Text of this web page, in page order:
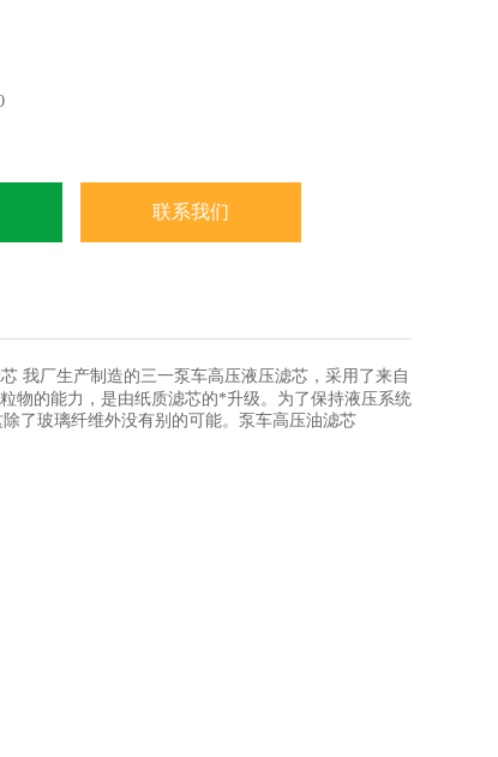
科普达提供的三一泵车高压液压滤芯只会使用一种过
外没有别的可能
联系我们
我厂生产制造的三一泵车高压液压滤芯，采用了来自
物的能力，是由纸质滤芯的*升级。为了保持液压系统
了玻璃纤维外没有别的可能。泵车高压油滤芯